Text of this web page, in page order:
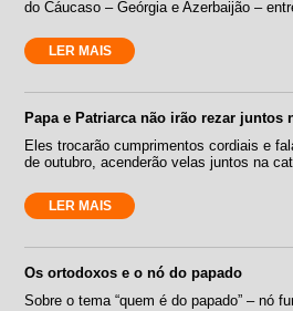
do Cáucaso – Geórgia e Azerbaijão –
LER MAIS
Papa e Patriarca não irão rezar juntos
Eles trocarão cumprimentos cordiais e
de outubro, acenderão velas juntos na
LER MAIS
Os ortodoxos e o nó do papado
Sobre o tema “quem é do papado” – nó